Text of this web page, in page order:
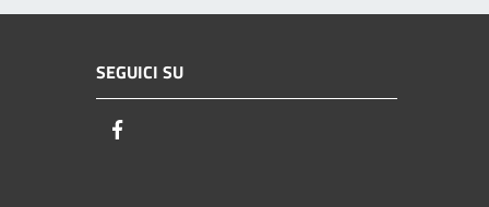
SEGUICI SU